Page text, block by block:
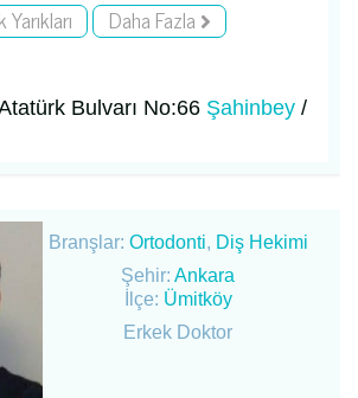
Daha Fazla
Bulvarı No:66 Şahinbey /
Branşlar: Ortodonti, Diş Hekimi
Şehir:Ankara
İlçe: Ümitköy
Erkek Doktor